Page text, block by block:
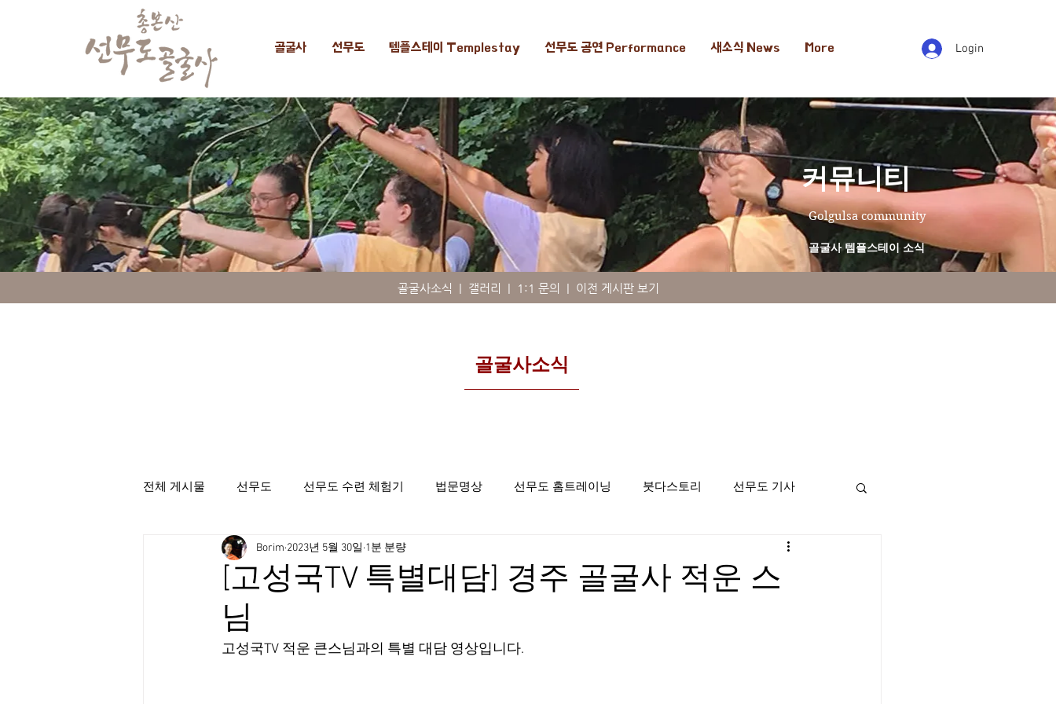
골굴사 선무도 템플스테이 Templestay 선무도 공연 Performance 새소식 News More Login
​커뮤니티
Golgulsa community
골굴사 템플스테이 소식
골굴사소식 | 갤러리 | 1:1 문의 | 이전 게시판 보기
​골굴사소식
전체 게시물 선무도 선무도 수련 체험기 법문명상 선무도 홈트레이닝 붓다스토리 선무도 기사
선무도총본산골굴사 시명상 선무도사진
[고성국TV 특별대담] 경주 골굴사 적운 스
님
Borim 2023년 5월 30일 1분 분량
고성국TV 적운 큰스님과의 특별 대담 영상입니다.